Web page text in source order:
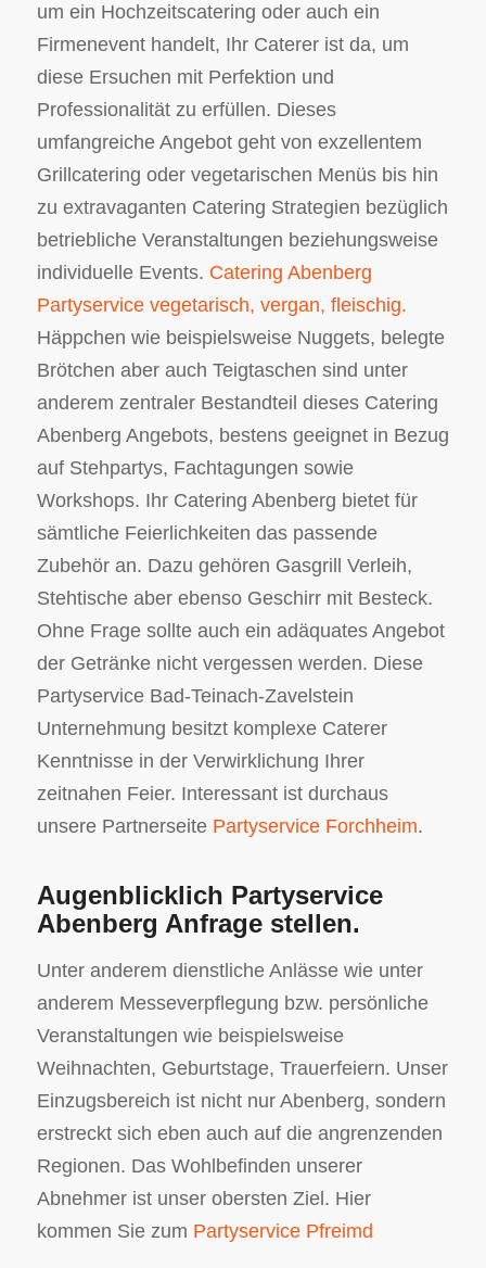
um ein Hochzeitscatering oder auch ein
Firmenevent handelt, Ihr Caterer ist da, um
diese Ersuchen mit Perfektion und
Professionalität zu erfüllen. Dieses
umfangreiche Angebot geht von exzellentem
Grillcatering oder vegetarischen Menüs bis hin
zu extravaganten Catering Strategien bezüglich
betriebliche Veranstaltungen beziehungsweise
individuelle Events. Catering Abenberg
Partyservice vegetarisch, vergan, fleischig.
Häppchen wie beispielsweise Nuggets, belegte
Brötchen aber auch Teigtaschen sind unter
anderem zentraler Bestandteil dieses Catering
Abenberg Angebots, bestens geeignet in Bezug
auf Stehpartys, Fachtagungen sowie
Workshops. Ihr Catering Abenberg bietet für
sämtliche Feierlichkeiten das passende
Zubehör an. Dazu gehören Gasgrill Verleih,
Stehtische aber ebenso Geschirr mit Besteck.
Ohne Frage sollte auch ein adäquates Angebot
der Getränke nicht vergessen werden. Diese
Partyservice Bad-Teinach-Zavelstein
Unternehmung besitzt komplexe Caterer
Kenntnisse in der Verwirklichung Ihrer
zeitnahen Feier. Interessant ist durchaus
unsere Partnerseite Partyservice Forchheim.
Augenblicklich Partyservice
Abenberg Anfrage stellen.
Unter anderem dienstliche Anlässe wie unter
anderem Messeverpflegung bzw. persönliche
Veranstaltungen wie beispielsweise
Weihnachten, Geburtstage, Trauerfeiern. Unser
Einzugsbereich ist nicht nur Abenberg, sondern
erstreckt sich eben auch auf die angrenzenden
Regionen. Das Wohlbefinden unserer
Abnehmer ist unser obersten Ziel. Hier
kommen Sie zum Partyservice Pfreimd